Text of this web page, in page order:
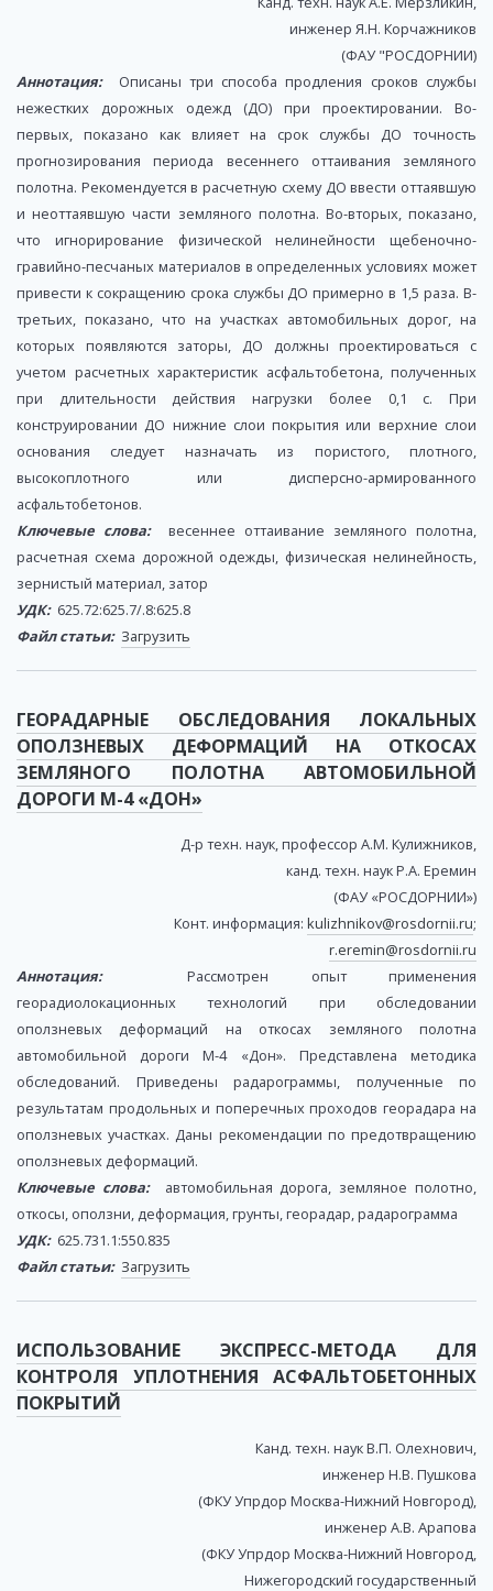
инженер Я.Н. Корчажников
(ФАУ "РОСДОРНИИ)
Аннотация:Описаны три способа продления сроков службы
нежестких дорожных одежд (ДО) при проектировании. Во-
первых, показано как влияет на срок службы ДО точность
прогнозирования периода весеннего оттаивания земляного
полотна. Рекомендуется в расчетную схему ДО ввести оттаявшую
и неоттаявшую части земляного полотна. Во-вторых, показано,
что игнорирование физической нелинейности щебеночно-
гравийно-песчаных материалов в определенных условиях может
привести к сокращению срока службы ДО примерно в 1,5 раза. В-
третьих, показано, что на участках автомобильных дорог, на
которых появляются заторы, ДО должны проектироваться с
учетом расчетных характеристик асфальтобетона, полученных
при длительности действия нагрузки более 0,1 с. При
конструировании ДО нижние слои покрытия или верхние слои
основания следует назначать из пористого, плотного,
высокоплотного или дисперсно-армированного
асфальтобетонов.
Ключевые слова:весеннее оттаивание земляного полотна,
расчетная схема дорожной одежды, физическая нелинейность,
зернистый материал, затор
УДК:625.72:625.7/.8:625.8
Файл статьи: Загрузить
ГЕОРАДАРНЫЕ ОБСЛЕДОВАНИЯ ЛОКАЛЬНЫХ
ОПОЛЗНЕВЫХ ДЕФОРМАЦИЙ НА ОТКОСАХ
ЗЕМЛЯНОГО ПОЛОТНА АВТОМОБИЛЬНОЙ
ДОРОГИ М-4 «ДОН»
Д-р техн. наук, профессор А.М. Кулижников,
канд. техн. наук Р.А. Еремин
(ФАУ «РОСДОРНИИ»)
Конт. информация: kulizhnikov@rosdornii.ru;
r.eremin@rosdornii.ru
Аннотация:Рассмотрен опыт применения
георадиолокационных технологий при обследовании
оползневых деформаций на откосах земляного полотна
автомобильной дороги М-4 «Дон». Представлена методика
обследований. Приведены радарограммы, полученные по
результатам продольных и поперечных проходов георадара на
оползневых участках. Даны рекомендации по предотвращению
оползневых деформаций.
Ключевые слова:автомобильная дорога, земляное полотно,
откосы, оползни, деформация, грунты, георадар, радарограмма
УДК:625.731.1:550.835
Файл статьи: Загрузить
ИСПОЛЬЗОВАНИЕ ЭКСПРЕСС-МЕТОДА ДЛЯ
КОНТРОЛЯ УПЛОТНЕНИЯ АСФАЛЬТОБЕТОННЫХ
ПОКРЫТИЙ
Канд. техн. наук В.П. Олехнович,
инженер Н.В. Пушкова
(ФКУ Упрдор Москва-Нижний Новгород),
инженер А.В. Арапова
(ФКУ Упрдор Москва-Нижний Новгород,
Нижегородский государственный